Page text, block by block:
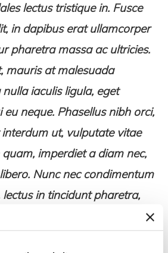
lectus tristique in. Fusce
in dapibus erat ullamcorper
pharetra massa ac ultricies.
mauris at malesuada
iaculis ligula, eget
neque. Phasellus nibh orci,
ut, vulputate vitae
imperdiet a diam nec,
Nunc nec condimentum
lectus in tincidunt pharetra,